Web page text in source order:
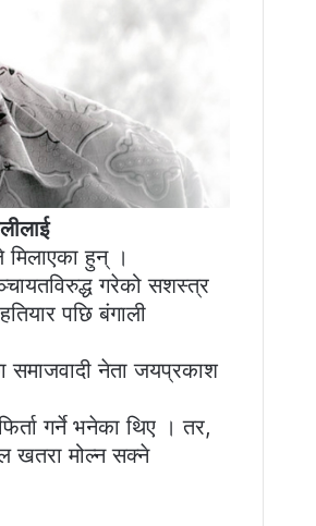
मिलाएका हुन् ।
गरेको सशस्त्र
पछि बंगाली
समाजवादी नेता जयप्रकाश
गर्ने भनेका थिए । तर,
खतरा मोल्न सक्ने